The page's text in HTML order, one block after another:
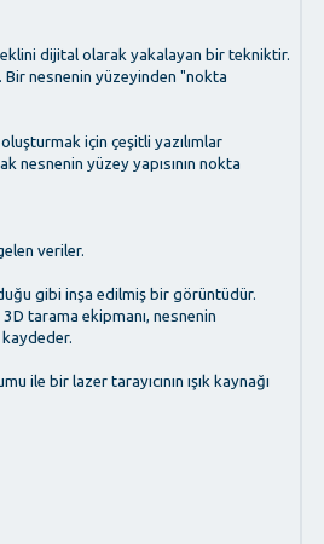
dijital olarak yakalayan bir tekniktir.
Bir nesnenin yüzeyinden "nokta
için çeşitli yazılımlar
nesnenin yüzey yapısının nokta
veriler.
gibi inşa edilmiş bir görüntüdür.
tarama ekipmanı, nesnenin
ile bir lazer tarayıcının ışık kaynağı